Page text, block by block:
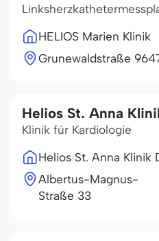
HELIOS Marien Klinik
Grunewaldstraße 96
Helios St. Anna
Klinik für Kardiologie
Helios St. Anna Klinik
Albertus-Magnus-
Straße 33